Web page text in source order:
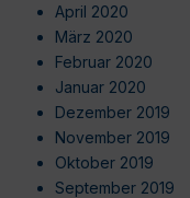
April 2020
März 2020
Februar 2020
Januar 2020
Dezember 2019
November 2019
Oktober 2019
September 2019